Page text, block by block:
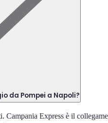
da Pompei a Napoli?
Campania Express è il